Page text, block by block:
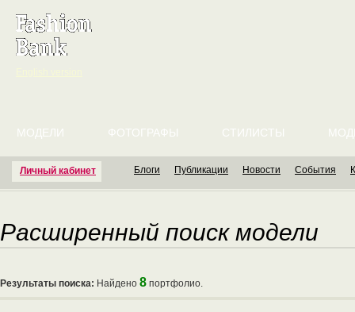
Личный кабинет
МОДЕЛИ ФОТОГРАФЫ СТИЛИСТЫ
Блоги Публикации Новости События
Расширенный поиск модели
Результаты поиска: Найдено 8 портфолио.